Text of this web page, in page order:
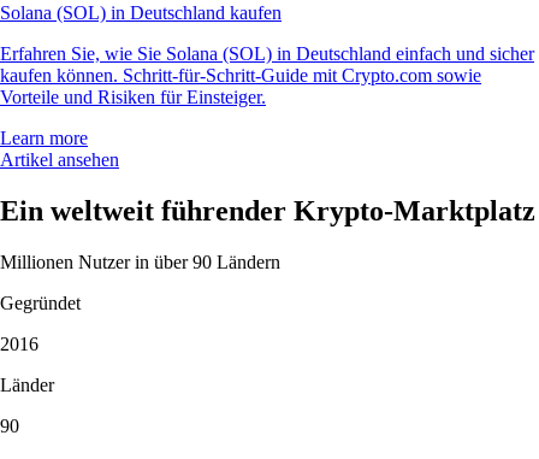
Solana (SOL) in Deutschland kaufen
Erfahren Sie, wie Sie Solana (SOL) in Deutschland einfach und sicher
kaufen können. Schritt-für-Schritt-Guide mit Crypto.com sowie
Vorteile und Risiken für Einsteiger.
Learn more
Artikel ansehen
Ein weltweit führender Krypto-Marktplatz
Millionen Nutzer in über 90 Ländern
Gegründet
2016
Länder
90